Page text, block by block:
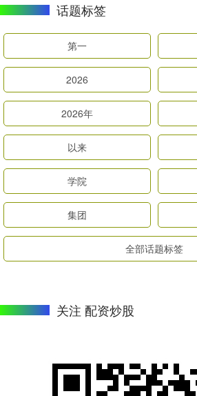
话题标签
第一
2026
2026年
以来
学院
集团
全部话题标签
关注 配资炒股